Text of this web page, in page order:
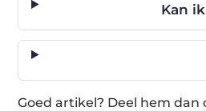
Kan
Goed artikel? Deel hem dan